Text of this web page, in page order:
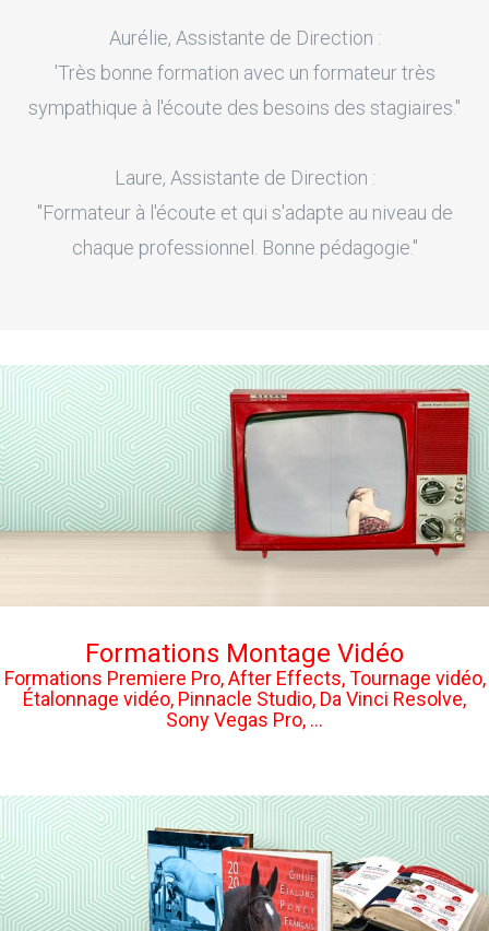
Aurélie, Assistante de Direction :
'Très bonne formation avec un formateur très
sympathique à l'écoute des besoins des stagiaires."
Laure, Assistante de Direction :
"Formateur à l'écoute et qui s'adapte au niveau de
chaque professionnel. Bonne pédagogie."
Formations Montage Vidéo
Formations Premiere Pro, After Effects, Tournage vidéo,
Étalonnage vidéo, Pinnacle Studio, Da Vinci Resolve,
Sony Vegas Pro, ...